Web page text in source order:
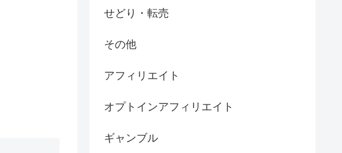
せどり・転売
その他
アフィリエイト
オプトインアフィリエイト
ギャンブル